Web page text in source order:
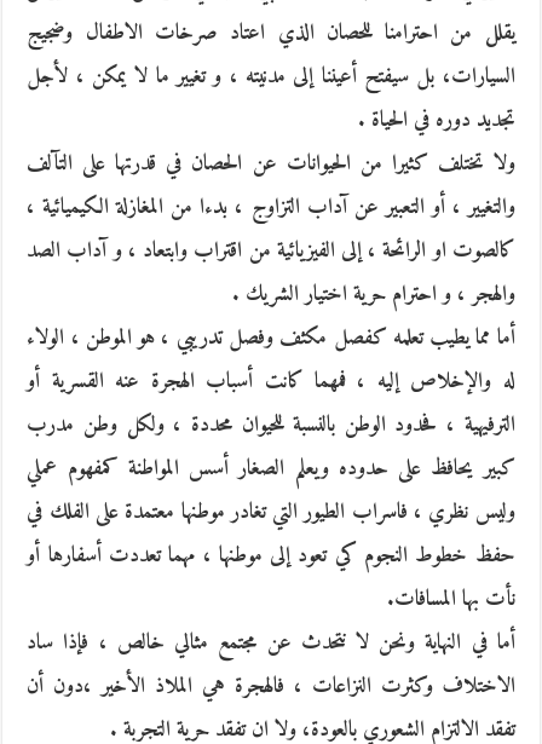
يقلل من احترامنا للحصان الذي اعتاد صرخات الاطفال وضجيج
السيارات، بل سيفتح أعيننا إلى مدنيته ، و تغيير ما لا يمكن ، لأجل
تجديد دوره في الحياة .
ولا تختلف كثيرا من الحيوانات عن الحصان في قدرتها على التآلف
والتغيير ، أو التعبير عن آداب التزاوج ، بدءا من المغازلة الكيميائية ،
كالصوت او الرائحة ، إلى الفيزيائية من اقتراب وابتعاد ، و آداب الصد
والهجر ، و احترام حرية اختيار الشريك .
أما مما يطيب تعلمه كفصل مكثف وفصل تدريبي ، هو الموطن ، الولاء
له والإخلاص إليه ، فمهما كانت أسباب الهجرة عنه القسرية أو
الترفيهية ، فحدود الوطن بالنسبة للحيوان محددة ، ولكل وطن مدرب
كبير يحافظ على حدوده ويعلم الصغار أسس المواطنة كمفهوم عملي
وليس نظري ، فاسراب الطيور التي تغادر موطنها معتمدة على الفلك في
حفظ خطوط النجوم كي تعود إلى موطنها ، مهما تعددت أسفارها أو
نأت بها المسافات.
أما في النهاية ونحن لا نتحدث عن مجتمع مثالي خالص ، فإذا ساد
الاختلاف وكثرت النزاعات ، فالهجرة هي الملاذ الأخير ،دون أن
تفقد الالتزام الشعوري بالعودة، ولا ان تفقد حرية التجربة .